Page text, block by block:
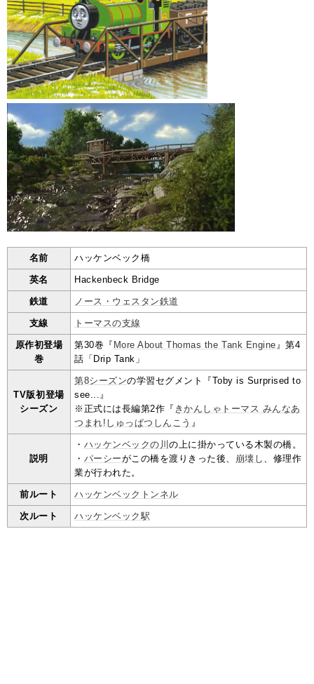
名前 ハッケンベック橋
英名 Hackenbeck Bridge
鉄道 ノース・ウェスタン鉄道
支線 トーマスの支線
原作初登場
巻
第30巻『 More About Thomas the Tank Engine 』第4
話「Drip Tank」
TV版初登場
シーズン
第8シーズンの学習セグメント『Toby is Surprised to
see...』
※正式には長編第2作『 きかんしゃトーマス みんなあ
つまれ!しゅっぱつしんこう 』
説明
・ ハッケンベックの川の上に掛かっている木製の橋。
・ パーシーがこの橋を渡りきった後、 崩壊し
、修理作
業が行われた。
前ルート ハッケンベックトンネル
次ルート ハッケンベック駅